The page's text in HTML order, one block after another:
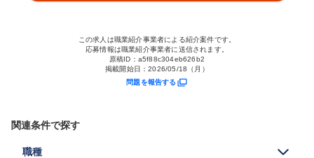
この求人は職業紹介事業者による紹介案件です。
応募情報は職業紹介事業者に送信されます。
原稿ID： a5f88c304eb626b2
掲載開始日：2026/05/18（月）
問題を報告する
関連条件で探す
職種